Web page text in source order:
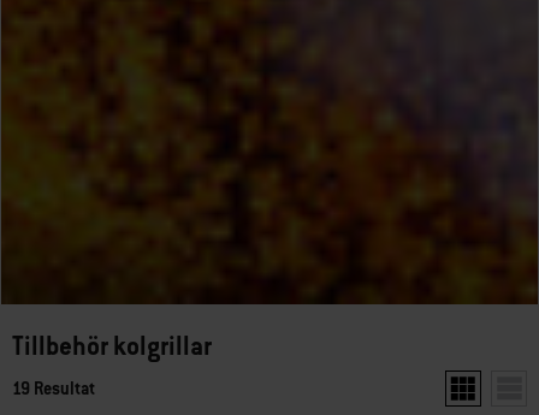
Tillbehör kolgrillar
19 Resultat Visa två